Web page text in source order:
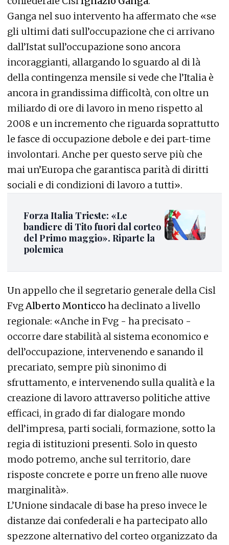
Ganga nel suo intervento ha affermato che «se
gli ultimi dati sull’occupazione che ci arrivano
dall’Istat sull’occupazione sono ancora
incoraggianti, allargando lo sguardo al di là
della contingenza mensile si vede che l’Italia è
ancora in grandissima difficoltà, con oltre un
miliardo di ore di lavoro in meno rispetto al
2008 e un incremento che riguarda soprattutto
le fasce di occupazione debole e dei part-time
involontari. Anche per questo serve più che
mai un’Europa che garantisca parità di diritti
sociali e di condizioni di lavoro a tutti».
Forza Italia Trieste: «Le
bandiere di Tito fuori dal corteo
del Primo maggio». Riparte la
polemica
Un appello che il segretario generale della Cisl
FvgAlberto Monticco ha declinato a livello
regionale: «Anche in Fvg - ha precisato -
occorre dare stabilità al sistema economico e
dell’occupazione, intervenendo e sanando il
precariato, sempre più sinonimo di
sfruttamento, e intervenendo sulla qualità e la
creazione di lavoro attraverso politiche attive
efficaci, in grado di far dialogare mondo
dell’impresa, parti sociali, formazione, sotto la
regia di istituzioni presenti. Solo in questo
modo potremo, anche sul territorio, dare
risposte concrete e porre un freno alle nuove
marginalità».
L’Unione sindacale di base ha preso invece le
distanze dai confederali e ha partecipato allo
spezzone alternativo del corteo organizzato da